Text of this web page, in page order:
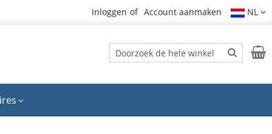
Inloggen Account aanmaken NL
Zoek
Zoek